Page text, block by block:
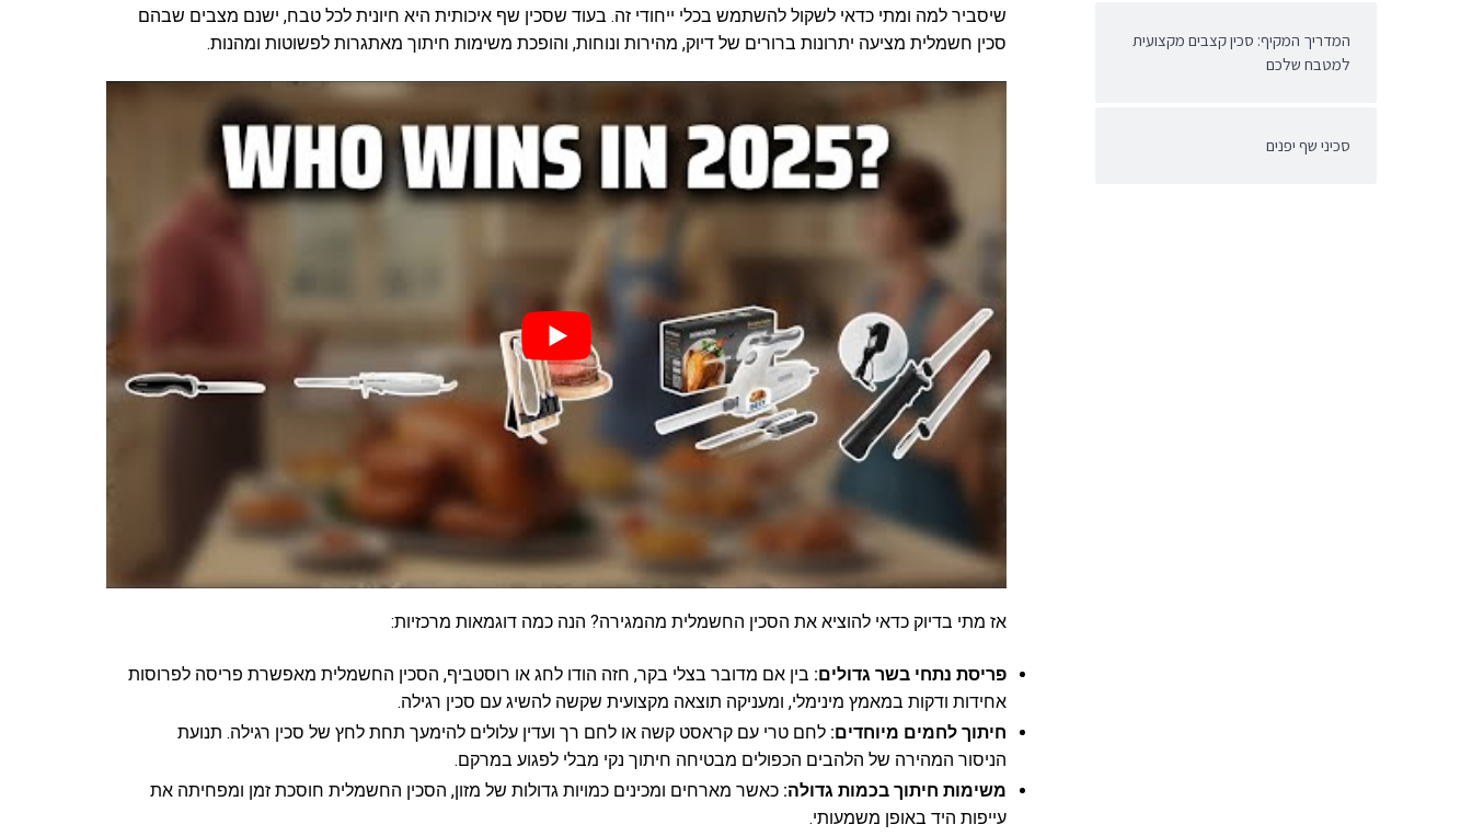
שיסביר למה ומתי כדאי לשקול להשתמש בכלי ייחודי זה. בעוד שסכין שף איכותית היא חיונית לכל טבח, ישנם מצבים שבהם
סכין חשמלית מציעה יתרונות ברורים של דיוק, מהירות ונוחות, והופכת משימות חיתוך מאתגרות לפשוטות ומהנות.
אז מתי בדיוק כדאי להוציא את הסכין החשמלית מהמגירה? הנה כמה דוגמאות מרכזיות:
פריסת נתחי בשר גדולים: בין אם מדובר בצלי בקר, חזה הודו לחג או רוסטביף, הסכין החשמלית מאפשרת פריסה לפרוסות
אחידות ודקות במאמץ מינימלי, ומעניקה תוצאה מקצועית שקשה להשיג עם סכין רגילה.
חיתוך לחמים מיוחדים: לחם טרי עם קראסט קשה או לחם רך ועדין עלולים להימעך תחת לחץ של סכין רגילה. תנועת
הניסור המהירה של הלהבים הכפולים מבטיחה חיתוך נקי מבלי לפגוע במרקם.
משימות חיתוך בכמות גדולה: כאשר מארחים ומכינים כמויות גדולות של מזון, הסכין החשמלית חוסכת זמן ומפחיתה את
עייפות היד באופן משמעותי.
המדריך המקיף: סכין קצבים מקצועית
למטבח שלכם
סכיני שף יפנים